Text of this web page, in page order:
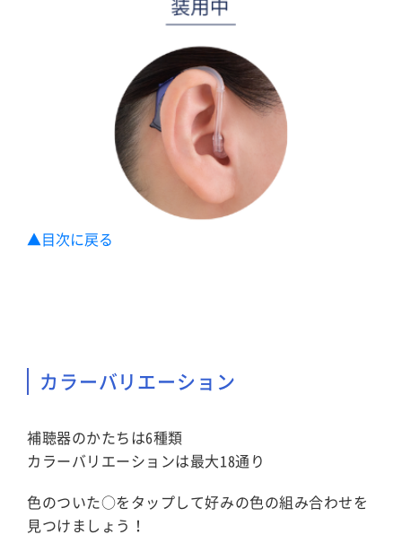
▲目次に戻る
カラーバリエーション
補聴器のかたちは6種類
カラーバリエーションは最大18通り
色のついた○をタップして好みの色の組み合わせを
見つけましょう！